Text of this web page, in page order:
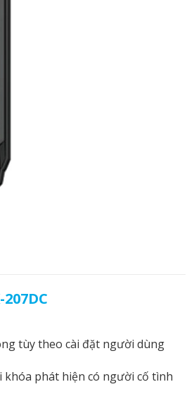
tùy theo cài đặt người dùng
khóa phát hiện có người cố tình